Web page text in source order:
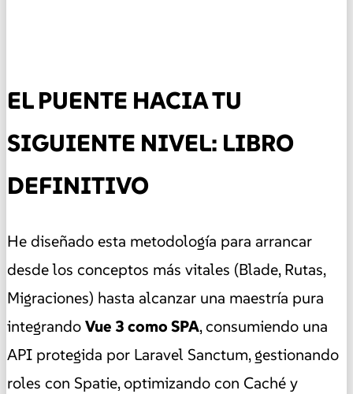
EL PUENTE HACIA TU
SIGUIENTE NIVEL: LIBRO
DEFINITIVO
He diseñado esta metodología para arrancar
desde los conceptos más vitales (Blade, Rutas,
Migraciones) hasta alcanzar una maestría pura
integrandoVue 3 como SPA, consumiendo una
API protegida por Laravel Sanctum, gestionando
roles con Spatie, optimizando con Caché y